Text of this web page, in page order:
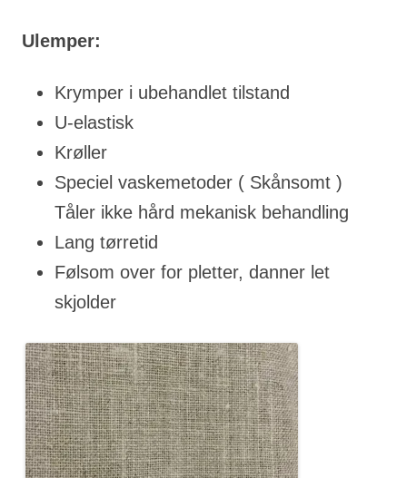
Ulemper:
Krymper i ubehandlet tilstand
U-elastisk
Krøller
Speciel vaskemetoder ( Skånsomt )
Tåler ikke hård mekanisk behandling
Lang tørretid
Følsom over for pletter, danner let
skjolder